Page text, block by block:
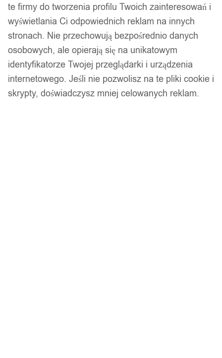
ZESTAW 5 SZT LUSTRO AKRYLOWE
SERCE SERCA OZDOBNE NAKLEJKI
KOMPLET SREBRNE
29,99zł
te firmy do tworzenia profilu Twoich zainteresowań i
wyświetlania Ci odpowiednich reklam na innych
stronach. Nie przechowują bezpośrednio danych
osobowych, ale opierają się na unikatowym
identyfikatorze Twojej przeglądarki i urządzenia
internetowego. Jeśli nie pozwolisz na te pliki cookie i
skrypty, doświadczysz mniej celowanych reklam.